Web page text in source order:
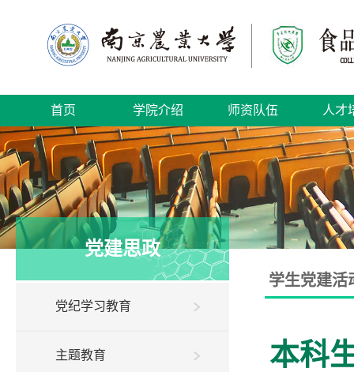
首页 学院介绍 师资队伍 人才
党建思政
党纪学习教育
主题教育
学生党建活
本科